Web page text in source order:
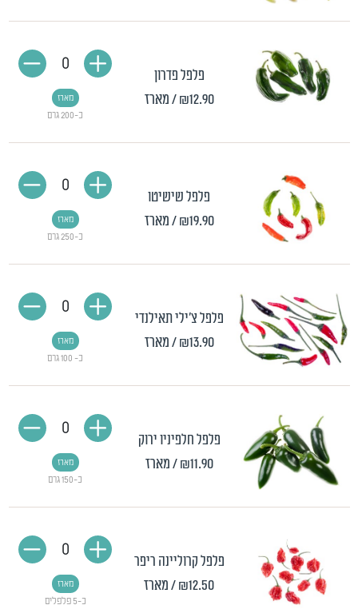
פלפל פדרון
₪12.90 / מארז
כ-200 גרם
מארז
0
פלפל שישיטו
₪19.90 / מארז
כ-250 גרם
מארז
0
פלפל צ'ילי תאילנדי
₪13.90 / מארז
כ- 100 גרם
מארז
0
פלפל חלפיניו ירוק
₪11.90 / מארז
כ-150 גרם
מארז
0
פלפל קרוליינה ריפר
₪12.50/ מארז
כ-5 פלפלים
מארז
0